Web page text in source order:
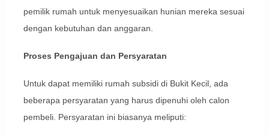
pemilik rumah untuk menyesuaikan hunian mereka sesuai
dengan kebutuhan dan anggaran.
Proses Pengajuan dan Persyaratan
Untuk dapat memiliki rumah subsidi di Bukit Kecil, ada
beberapa persyaratan yang harus dipenuhi oleh calon
pembeli. Persyaratan ini biasanya meliputi: